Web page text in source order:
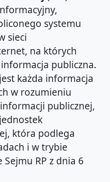
systemu
sieci
na których
publiczna.
każda informacja
w rozumieniu
publicznej,
która podlega
i w trybie
RP z dnia 6